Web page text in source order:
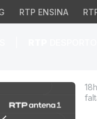
RTP ENSINA